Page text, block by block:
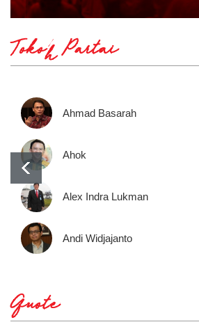
Tokoh Partai
Ahmad Basarah
Ahok
Alex Indra Lukman
Andi Widjajanto
Quote